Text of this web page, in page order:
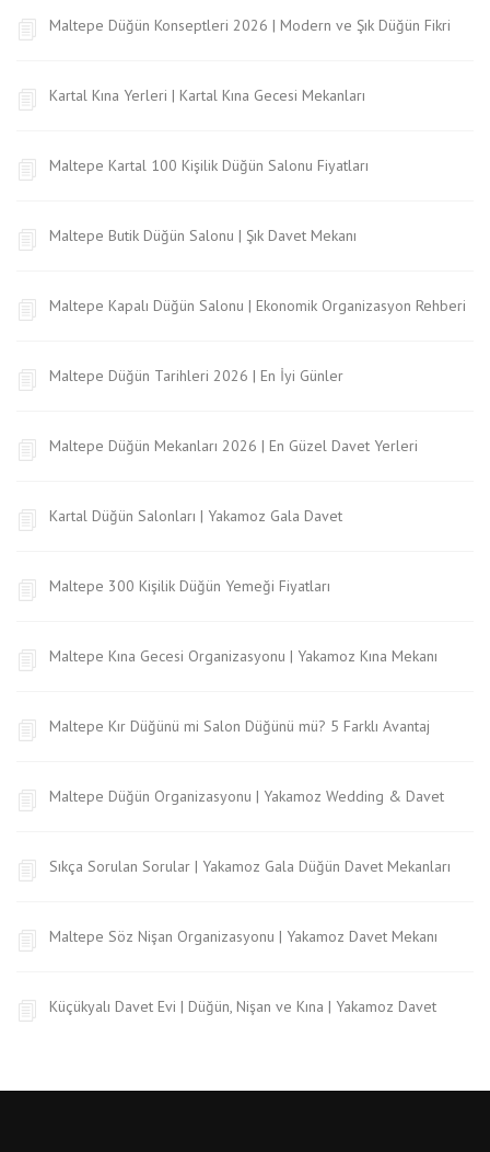
Maltepe Düğün Konseptleri 2026 | Modern ve Şık Düğün Fikri
Kartal Kına Yerleri | Kartal Kına Gecesi Mekanları
Maltepe Kartal 100 Kişilik Düğün Salonu Fiyatları
Maltepe Butik Düğün Salonu | Şık Davet Mekanı
Maltepe Kapalı Düğün Salonu | Ekonomik Organizasyon Rehberi
Maltepe Düğün Tarihleri 2026 | En İyi Günler
Maltepe Düğün Mekanları 2026 | En Güzel Davet Yerleri
Kartal Düğün Salonları | Yakamoz Gala Davet
Maltepe 300 Kişilik Düğün Yemeği Fiyatları
Maltepe Kına Gecesi Organizasyonu | Yakamoz Kına Mekanı
Maltepe Kır Düğünü mi Salon Düğünü mü? 5 Farklı Avantaj
Maltepe Düğün Organizasyonu | Yakamoz Wedding & Davet
Sıkça Sorulan Sorular | Yakamoz Gala Düğün Davet Mekanları
Maltepe Söz Nişan Organizasyonu | Yakamoz Davet Mekanı
Küçükyalı Davet Evi | Düğün, Nişan ve Kına | Yakamoz Davet